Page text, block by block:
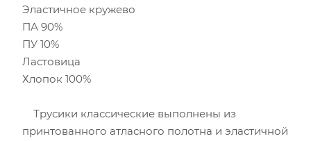
Эластичное кружево
ПА 90%
ПУ 10%
Ластовица
Хлопок 100%
Трусики классические выполнены из
принтованного атласного полотна и эластичной